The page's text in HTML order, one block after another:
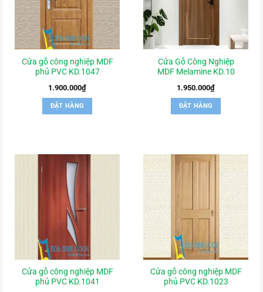
Cửa gỗ công nghiệp MDF
phủ PVC KD.1047
1.900.000₫
ĐẶT HÀNG
Cửa Gỗ Công Nghiệp
MDF Melamine KD.10
1.950.000₫
ĐẶT HÀNG
Cửa gỗ công nghiệp MDF
phủ PVC KD.1041
Cửa gỗ công nghiệp MDF
phủ PVC KD.1023